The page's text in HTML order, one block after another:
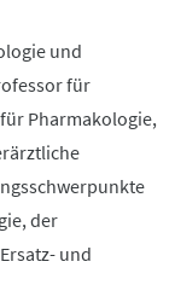
und
für
Pharmakologie,
der
und